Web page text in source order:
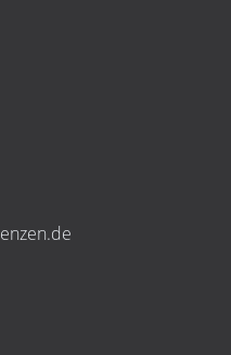
enzen.de